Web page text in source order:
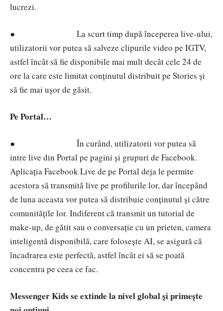
lucrezi.
●
La scurt timp după începerea live-ului,
utilizatorii vor putea să salveze clipurile video pe IGTV,
astfel încât să fie disponibile mai mult decât cele 24 de
ore la care este limitat conținutul distribuit pe Stories și
să fie mai ușor de găsit.
Pe Portal…
●
În curând, utilizatorii vor putea să
intre live din Portal pe pagini și grupuri de Facebook.
Aplicația Facebook Live de pe Portal deja le permite
acestora să transmită live pe profilurile lor, dar începând
de luna aceasta vor putea să distribuie conținutul și către
comunitățile lor. Indiferent că transmit un tutorial de
make-up, de gătit sau o conversație cu un prieten, camera
inteligentă disponibilă, care folosește AI, se asigură că
încadrarea este perfectă, astfel încât ei să se poată
concentra pe ceea ce fac.
Messenger Kids se extinde la nivel global și primește